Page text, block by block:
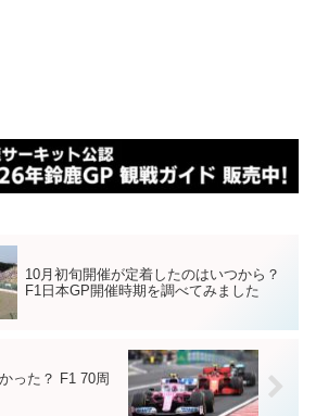
10月初旬開催が定着したのはいつから？
F1日本GP開催時期を調べてみました
った？ F1 70周